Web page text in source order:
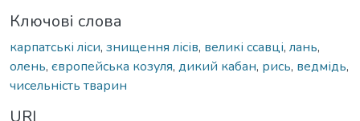
Ключові слова
карпатські ліси, знищення лісів, великі ссавці, лань,
олень, європейська козуля, дикий кабан, рись, ведмідь,
чисельність тварин
URI